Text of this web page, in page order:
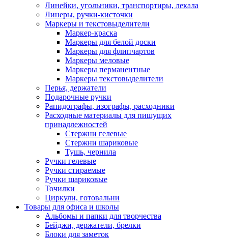
Линейки, угольники, транспортиры, лекала
Линеры, ручки-кисточки
Маркеры и текстовыделители
Маркер-краска
Маркеры для белой доски
Маркеры для флипчартов
Маркеры меловые
Маркеры перманентные
Маркеры текстовыделители
Перья, держатели
Подарочные ручки
Рапидографы, изографы, расходники
Расходные материалы для пишущих
принадлежностей
Стержни гелевые
Стержни шариковые
Тушь, чернила
Ручки гелевые
Ручки стираемые
Ручки шариковые
Точилки
Циркули, готовальни
Товары для офиса и школы
Альбомы и папки для творчества
Бейджи, держатели, брелки
Блоки для заметок